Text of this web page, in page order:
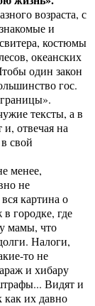
возраста, с
и
костюмы
океанских
один закон
гос.
тексты, а в
отвечая на
свой
менее,
не
картина о
городке, где
мамы, что
Налоги,
то не
и хибару
Видят и
как их давно